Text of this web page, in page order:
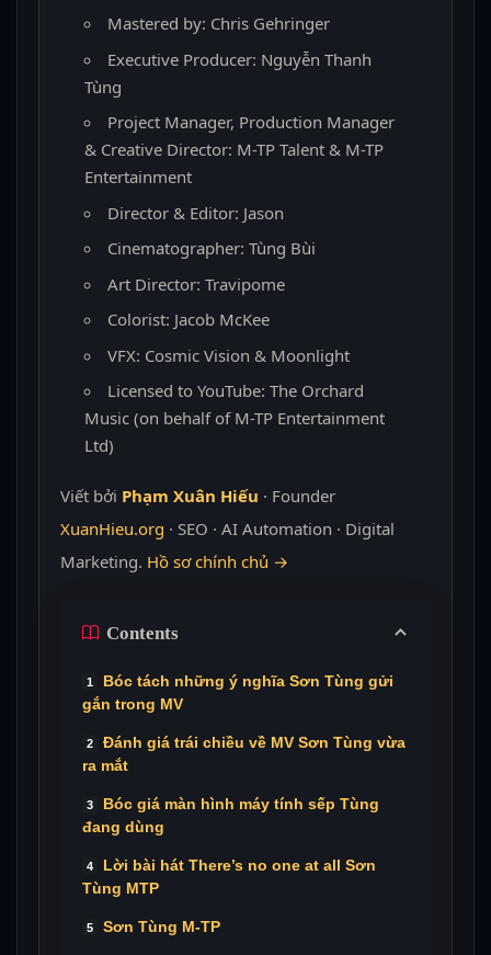
Mastered by: Chris Gehringer
Executive Producer: Nguyễn Thanh
Tùng
Project Manager, Production Manager
& Creative Director: M-TP Talent & M-TP
Entertainment
Director & Editor: Jason
Cinematographer: Tùng Bùi
Art Director: Travipome
Colorist: Jacob McKee
VFX: Cosmic Vision & Moonlight
Licensed to YouTube: The Orchard
Music (on behalf of M-TP Entertainment
Ltd)
Viết bởi Phạm Xuân Hiếu · Founder
XuanHieu.org · SEO · AI Automation · Digital
Marketing. Hồ sơ chính chủ →
Contents
Bóc tách những ý nghĩa Sơn Tùng gửi
gắn trong MV
Đánh giá trái chiều về MV Sơn Tùng vừa
ra mắt
Bóc giá màn hình máy tính sếp Tùng
đang dùng
Lời bài hát There’s no one at all Sơn
Tùng MTP
Sơn Tùng M-TP